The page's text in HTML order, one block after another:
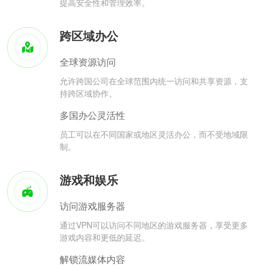
提高安全性和管理效率。
跨区域办公
全球资源访问
允许跨国公司在全球范围内统一访问和共享资源，支
持跨区域协作。
多国办公灵活性
员工可以在不同国家或地区灵活办公，而不受地域限
制。
游戏和娱乐
访问游戏服务器
通过VPN可以访问不同地区的游戏服务器，享受更多
游戏内容和更低的延迟。
解锁流媒体内容